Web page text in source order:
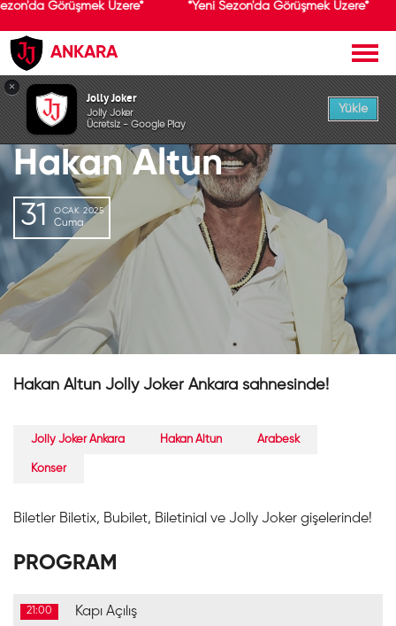
Görüşmek Üzere* *Yeni Sezon'da Görüşmek Üzere*
ANKARA
GEÇMİŞ ETKİNLİK
Hakan Altun
31 OCAK 2025
Cuma
Hakan Altun Jolly Joker Ankara sahnesinde!
Jolly Joker Ankara Hakan Altun Arabesk
Konser
Biletler Biletix, Bubilet, Biletinial ve Jolly Joker gişelerinde!
PROGRAM
21:00 Kapı Açılış
×
Jolly Joker
Jolly Joker
Ücretsiz - Google Play
Yükle